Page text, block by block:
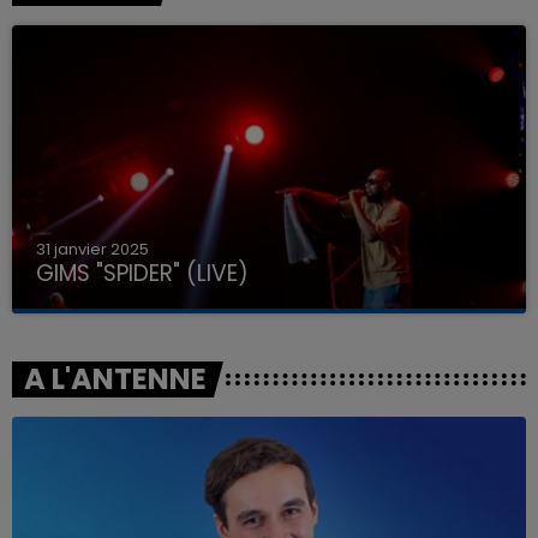
31 janvier 2025
GIMS "SPIDER" (LIVE)
A L'ANTENNE